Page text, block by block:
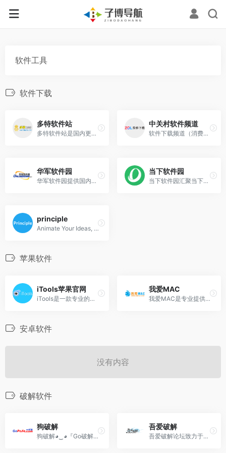
软件工具
软件下载
多特软件站
多特软件站是国内更快的软件下载平台,国内更安全的软件下载中心。安全下载,从多特软件站开始,多特软件站只提供绿色、无毒、无插件、无木马的纯绿色软件下载站。
中关村软件频道
软件下载频道（消费类软件门户媒体）提供网络软件、杀毒软件、聊天工具、系统工具、媒体播放、输入法、QQ工具、手机主题和驱动等丰富的绿色软件下载,互联网软件资源共享的宝藏!
华军软件园
华军软件园提供国内外最新的绿色免费软件下载中心，其中包含电脑软件、苹果应用、安卓应用等免费电脑/手机软件下载。想了解绿色免费软件下载更多内容，尽在华军软件下载！
当下软件园
当下软件园汇聚当下最新最酷的绿色软件,更新快,种类全,所有软件均经过检测,安全无毒, DOWN下——为中国5亿网民提供贴心,省心,放心的免费软件下载网站。
principle
Animate Your Ideas, Design Better Apps
苹果软件
iTools苹果官网
iTools是一款专业的设备管理助手。iTools苹果官网为苹果用户提供正版苹果手机助手下载。
我爱MAC
我爱MAC是专业提供Mac软件、Mac游戏、苹果电脑软件、苹果笔记本macbook软件等下载的网站，为喜欢Mac的用户提供专业的Mac软件下载的平台。
安卓软件
没有内容
破解软件
狗破解
狗破解◕‿◕『Go破解』GoPoJie.COM是一个软件分享、游戏分享、源码分享，素材分享,技术教程学习分享经验的一个网站!
吾爱破解
吾爱破解论坛致力于软件安全与病毒分析的前沿，丰富的技术版块交相辉映，由无数热衷于软件加密解密及反病毒爱好者共同维护